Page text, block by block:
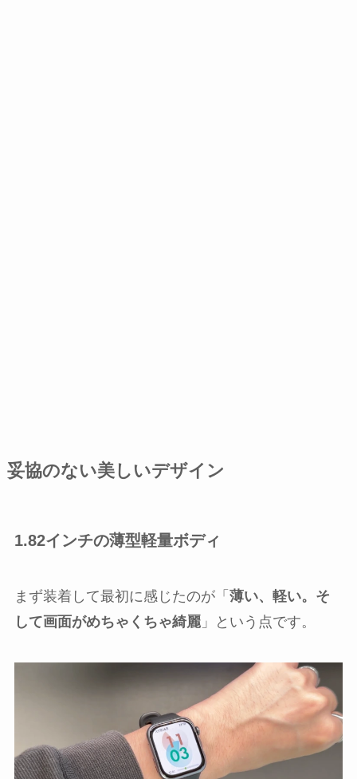
妥協のない美しいデザイン
1.82インチの薄型軽量ボディ
まず装着して最初に感じたのが「 薄い、軽い。そ
して画面がめちゃくちゃ綺麗」という点です。